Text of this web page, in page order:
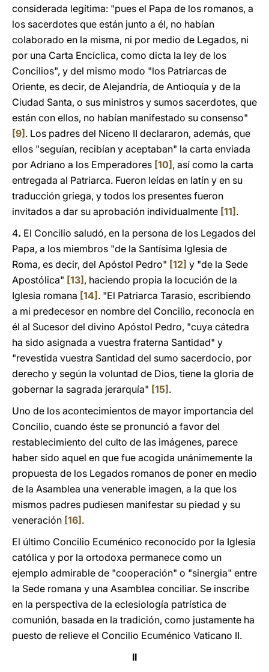
considerada legítima: "pues el Papa de los romanos, a
los sacerdotes que están junto a él, no habían
colaborado en la misma, ni por medio de Legados, ni
por una Carta Encíclica, como dicta la ley de los
Concilios", y del mismo modo "los Patriarcas de
Oriente, es decir, de Alejandría, de Antioquía y de la
Ciudad Santa, o sus ministros y sumos sacerdotes, que
están con ellos, no habían manifestado su consenso"
[9] . Los padres del Niceno II declararon, además, que
ellos "seguían, recibían y aceptaban" la carta enviada
por Adriano a los Emperadores [10] , así como la carta
entregada al Patriarca. Fueron leídas en latín y en su
traducción griega, y todos los presentes fueron
invitados a dar su aprobación individualmente [11] .
4. El Concilio saludó, en la persona de los Legados del
Papa, a los miembros "de la Santísima Iglesia de
Roma, es decir, del Apóstol Pedro" [12] y "de la Sede
Apostólica" [13] , haciendo propia la locución de la
Iglesia romana [14] . "El Patriarca Tarasio, escribiendo
a mi predecesor en nombre del Concilio, reconocía en
él al Sucesor del divino Apóstol Pedro, "cuya cátedra
ha sido asignada a vuestra fraterna Santidad" y
"revestida vuestra Santidad del sumo sacerdocio, por
derecho y según la voluntad de Dios, tiene la gloria de
gobernar la sagrada jerarquía" [15] .
Uno de los acontecimientos de mayor importancia del
Concilio, cuando éste se pronunció a favor del
restablecimiento del culto de las imágenes, parece
haber sido aquel en que fue acogida unánimemente la
propuesta de los Legados romanos de poner en medio
de la Asamblea una venerable imagen, a la que los
mismos padres pudiesen manifestar su piedad y su
veneración [16] .
El último Concilio Ecuménico reconocido por la Iglesia
católica y por la ortodoxa permanece como un
ejemplo admirable de "cooperación" o "sinergia" entre
la Sede romana y una Asamblea conciliar. Se inscribe
en la perspectiva de la eclesiología patrística de
comunión, basada en la tradición, como justamente ha
puesto de relieve el Concilio Ecuménico Vaticano II.
II